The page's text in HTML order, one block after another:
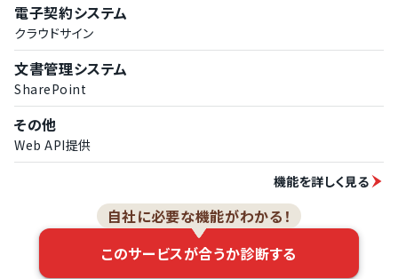
電子契約システム
クラウドサイン
文書管理システム
SharePoint
その他
Web API提供
機能を詳しく見る
自社に必要な機能がわかる！
このサービスが合うか診断する